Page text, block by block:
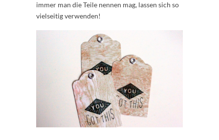
immer man die Teile nennen mag, lassen sich so
vielseitig verwenden!